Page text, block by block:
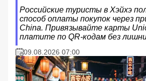
Российские туристы в Хэйхэ
способ оплаты покупок через
China. Привязывайте карты
платите по QR-кодам без
09.08.2026 07:00